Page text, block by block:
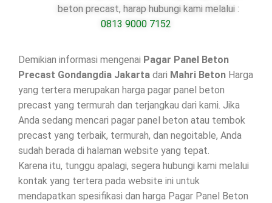
beton precast, harap hubungi kami melalui :
0813 9000 7152
Demikian informasi mengenai Pagar Panel Beton
Precast Gondangdia Jakarta dari Mahri Beton Harga
yang tertera merupakan harga pagar panel beton
precast yang termurah dan terjangkau dari kami. Jika
Anda sedang mencari pagar panel beton atau tembok
precast yang terbaik, termurah, dan negoitable, Anda
sudah berada di halaman website yang tepat.
Karena itu, tunggu apalagi, segera hubungi kami melalui
kontak yang tertera pada website ini untuk
mendapatkan spesifikasi dan harga Pagar Panel Beton